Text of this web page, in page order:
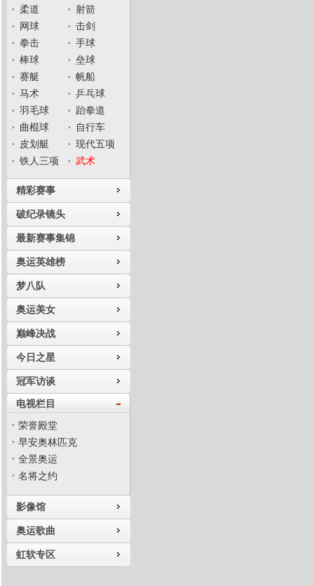
柔道
射箭
网球
击剑
拳击
手球
棒球
垒球
赛艇
帆船
马术
乒乓球
羽毛球
跆拳道
曲棍球
自行车
皮划艇
现代五项
铁人三项
武术
精彩赛事
破纪录镜头
最新赛事集锦
奥运英雄榜
梦八队
奥运美女
巅峰决战
今日之星
冠军访谈
电视栏目
荣誉殿堂
早安奥林匹克
全景奥运
名将之约
影像馆
奥运歌曲
虹软专区